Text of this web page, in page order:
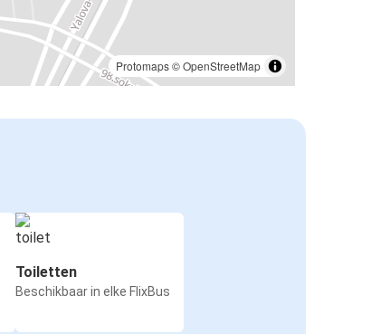
Protomaps©OpenStreetMap
Toiletten
Beschikbaar in elke FlixBus